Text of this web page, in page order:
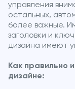
управления
остальных,
более важные.
заголовки и
дизайна имеют
Как правильно
дизайне: